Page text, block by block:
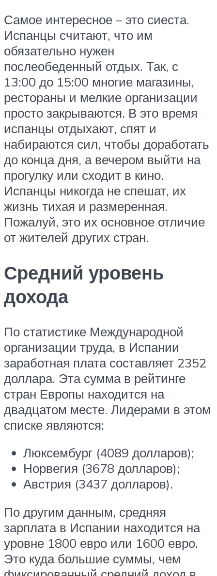
Самое интересное – это сиеста.
Испанцы считают, что им
обязательно нужен
послеобеденный отдых. Так, с
13:00 до 15:00 многие магазины,
рестораны и мелкие организации
просто закрываются. В это время
испанцы отдыхают, спят и
набираются сил, чтобы доработать
до конца дня, а вечером выйти на
прогулку или сходит в кино.
Испанцы никогда не спешат, их
жизнь тихая и размеренная.
Пожалуй, это их основное отличие
от жителей других стран.
Средний уровень
дохода
По статистике Международной
организации труда, в Испании
заработная плата составляет 2352
доллара. Эта сумма в рейтинге
стран Европы находится на
двадцатом месте. Лидерами в этом
списке являются:
Люксембург (4089 долларов);
Норвегия (3678 долларов);
Австрия (3437 долларов).
По другим данным, средняя
зарплата в Испании находится на
уровне 1800 евро или 1600 евро.
Это куда большие суммы, чем